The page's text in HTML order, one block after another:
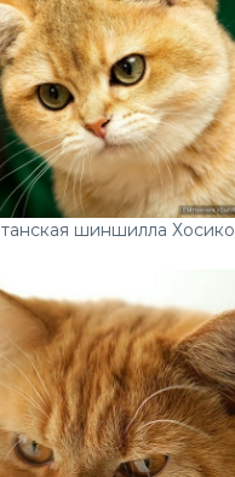
шиншилла Хосико